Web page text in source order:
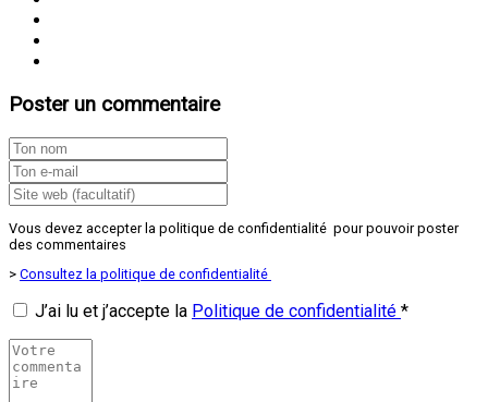
Poster un commentaire
Vous devez accepter la politique de confidentialité pour pouvoir poster
des commentaires
> Consultez la politique de confidentialité
J’ai lu et j’accepte la Politique de confidentialité *